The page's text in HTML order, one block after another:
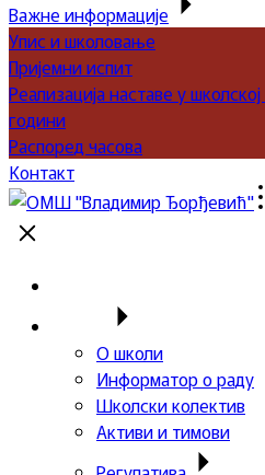
Важне информације
Упис и школовање
Пријемни испит
Реализација наставе у
години
Распоред часова
Контакт
О школи
Информатор о раду
Школски колектив
Активи и тимови